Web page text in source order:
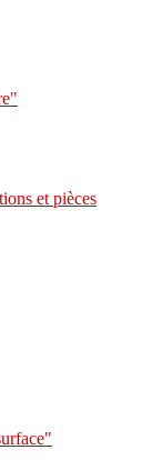
et pièces